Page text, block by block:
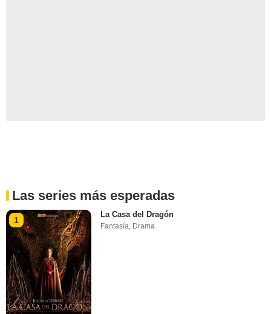
Las series más esperadas
1
La Casa del Dragón
Fantasía, Drama